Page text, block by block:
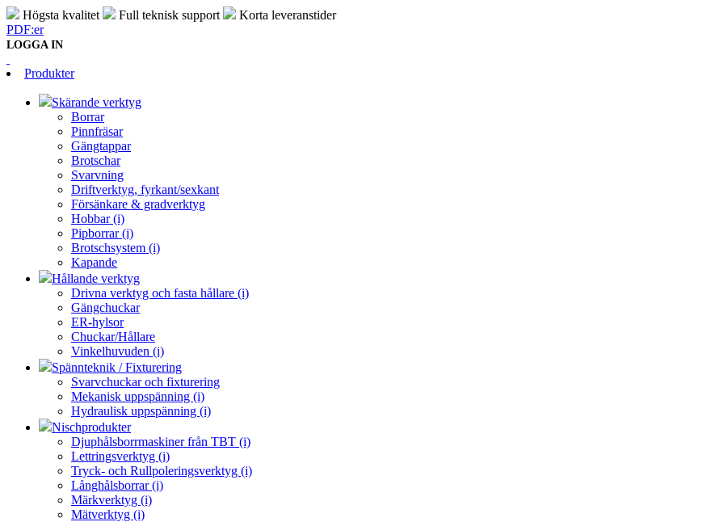
Högsta kvalitet Full teknisk support
Korta leveranstider
PDF:er
LOGGA IN
Produkter
Skärande verktyg
Borrar
Pinnfräsar
Gängtappar
Brotschar
Svarvning
Driftverktyg, fyrkant/sexkant
Försänkare & gradverktyg
Hobbar (i)
Pipborrar (i)
Brotschsystem (i)
Kapande
Hållande verktyg
Drivna verktyg och fasta hållare (i)
Gängchuckar
ER-hylsor
Chuckar/Hållare
Vinkelhuvuden (i)
Spännteknik / Fixturering
Svarvchuckar och fixturering
Mekanisk uppspänning (i)
Hydraulisk uppspänning (i)
Nischprodukter
Djuphålsborrmaskiner från TBT (i)
Lettringsverktyg (i)
Tryck- och Rullpoleringsverktyg (i)
Långhålsborrar (i)
Märkverktyg (i)
Mätverktyg (i)